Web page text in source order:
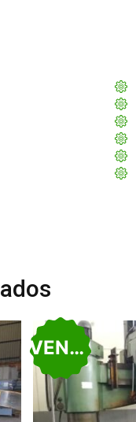
VENDIDO